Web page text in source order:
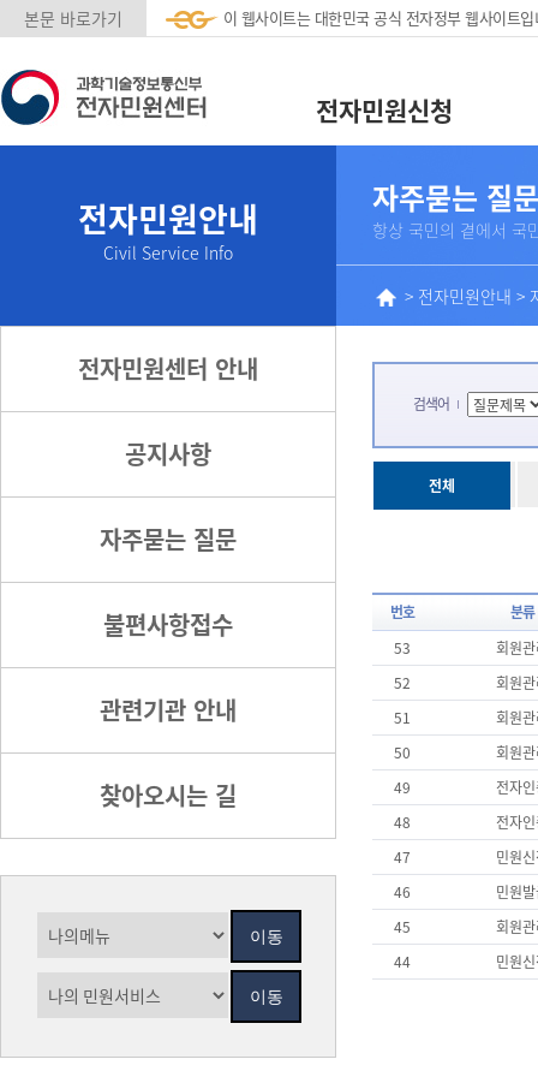
본문 바로가기 이 웹사이트는 대한민국 공식 전자정부 웹사이트
전자민원신청
전자민원안내
Civil Service Info
전자민원센터 안내
공지사항
자주묻는 질문
불편사항접수
관련기관 안내
찾아오시는 길
자주묻는 질문
항상 국민의 곁에서 국
> 전자민원안내 >
검색어
전체
번호
분류
53
회원
52
회원
51
회원
50
회원
49
전자
48
전자
47
민원
46
민원
45
회원
44
민원